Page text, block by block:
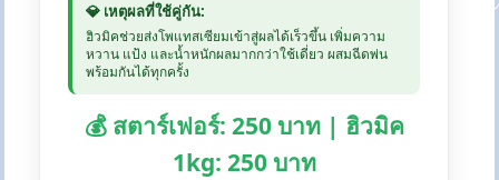
💎 เหตุผลที่ใช้คู่กัน:
ฮิวมิคช่วยส่งโพแทสเซียมเข้าสู่ผลได้เร็วขึ้น เพิ่มความ
หวาน แป้ง และน้ำหนักผลมากกว่าใช้เดี่ยว ผสมฉีดพ่น
พร้อมกันได้ทุกครั้ง
💰 สตาร์เฟอร์: 250 บาท | ฮิวมิค
1kg: 250 บาท